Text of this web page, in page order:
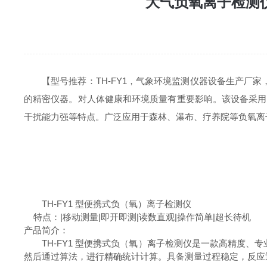
【型号推荐： TH-FY1 ，气象环境监测仪器设备生产厂
的精密仪器。对人体健康和环境质量有重要影响。该设备采
干扰能力强等特点。广泛应用于森林、瀑布、疗养院等负氧
TH-FY1 型便携式负（氧）离子检测仪
特点：|移动测量|即开即测|读数直观|操作简单|超长待机
产品简介：
TH-FY1 型便携式负（氧）离子检测仪是一款高精度、专
然后通过算法，进行精确统计计算。具备测量过程稳定，反